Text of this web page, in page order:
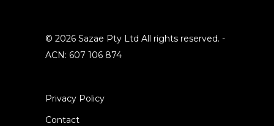
© 2026 Sazae Pty Ltd All rights reserved. -
ACN: 607 106 874
Privacy Policy
Contact